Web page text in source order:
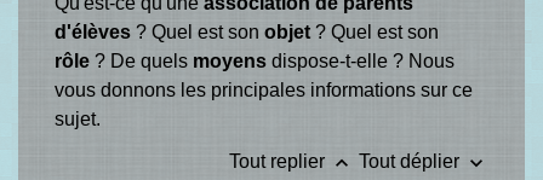
d'élèves ? Quel est son objet ? Quel est son
rôle ? De quels moyens dispose-t-elle ? Nous
vous donnons les principales informations sur ce
sujet.
Tout replier keyboard_arrow_up Tout déplier keyboard_arrow_down